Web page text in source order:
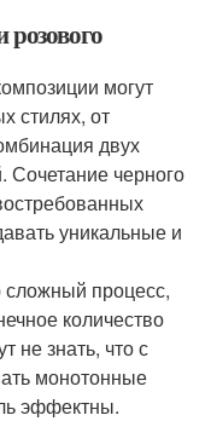
могут
стилях, от
двух
Сочетание черного
уникальные и
сложный процесс,
количество
не знать, что с
монотонные
эффектны.